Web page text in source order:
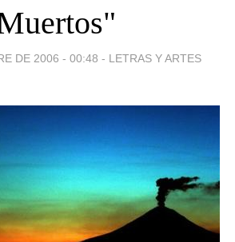
DE 2006 - 00:48 - LETRAS Y ARTES